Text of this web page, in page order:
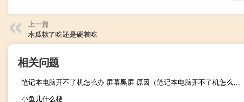
上一篇
木瓜软了吃还是硬着吃
相关问题
笔记本电脑开不了机怎么办 屏幕黑屏 原因（笔记本电脑开不了机怎么办）
小鱼儿什么梗